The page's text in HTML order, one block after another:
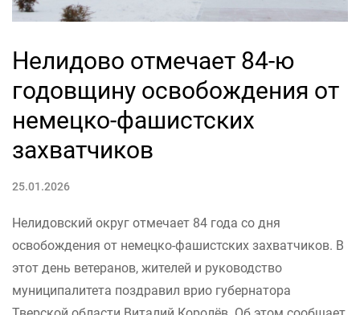
Нелидово отмечает 84-ю
годовщину освобождения от
немецко-фашистских
захватчиков
25.01.2026
Нелидовский округ отмечает 84 года со дня
освобождения от немецко-фашистских захватчиков. В
этот день ветеранов, жителей и руководство
муниципалитета поздравил врио губернатора